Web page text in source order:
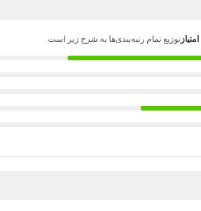
توزیع تمام رتبه‌بندی‌ها به شرح زیر است.